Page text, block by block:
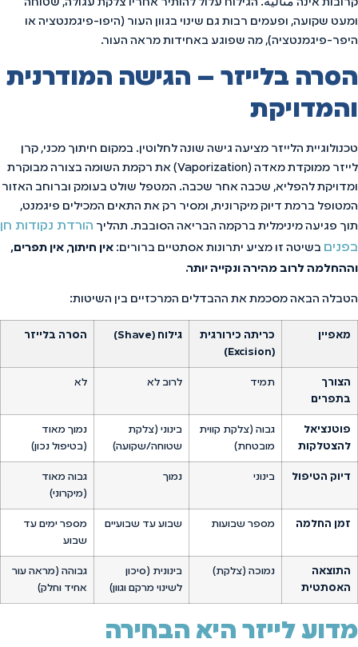
קרובות אינה مثالية. הגילוח עלול להותיר אחריו צלקת עגולה, שטוחה
ומעט שקועה, ופעמים רבות גם שינוי בגוון העור (היפו-פיגמנטציה או
היפר-פיגמנטציה), מה שפוגע באחידות מראה העור.
הסרה בלייזר – הגישה המודרנית
והמדויקת
טכנולוגיית הלייזר מציעה גישה שונה לחלוטין. במקום חיתוך מכני, קרן
לייזר ממוקדת מאדה (Vaporization) את רקמת השומה בצורה מבוקרת
ומדויקת להפליא, שכבה אחר שכבה. המטפל שולט בעומק וברוחב האזור
המטופל ברמת דיוק מיקרונית, ומסיר רק את התאים המכילים פיגמנט,
תוך פגיעה מינימלית ברקמה הבריאה הסובבת. תהליך הורדת נקודות חן
בפנים בשיטה זו מציע יתרונות אסתטיים ברורים: אין חיתוך, אין תפרים,
וההחלמה לרוב מהירה ונקייה יותר.
הטבלה הבאה מסכמת את ההבדלים המרכזיים בין השיטות:
מאפיין
כריתה כירורגית
(Excision)
גילוח (Shave) הסרה בלייזר
הצורך
בתפרים
תמיד לרוב לא לא
פוטנציאל
להצטלקות
גבוה (צלקת קווית
מובטחת)
בינוני (צלקת
שטוחה/שקועה)
נמוך מאוד
(בטיפול נכון)
דיוק הטיפול בינוני נמוך
גבוה מאוד
(מיקרוני)
זמן החלמה מספר שבועות שבוע עד שבועיים
מספר ימים עד
שבוע
התוצאה
האסתטית
נמוכה (צלקת)
בינונית (סיכון
לשינוי מרקם וגוון)
גבוהה (מראה עור
אחיד וחלק)
מדוע לייזר היא הבחירה